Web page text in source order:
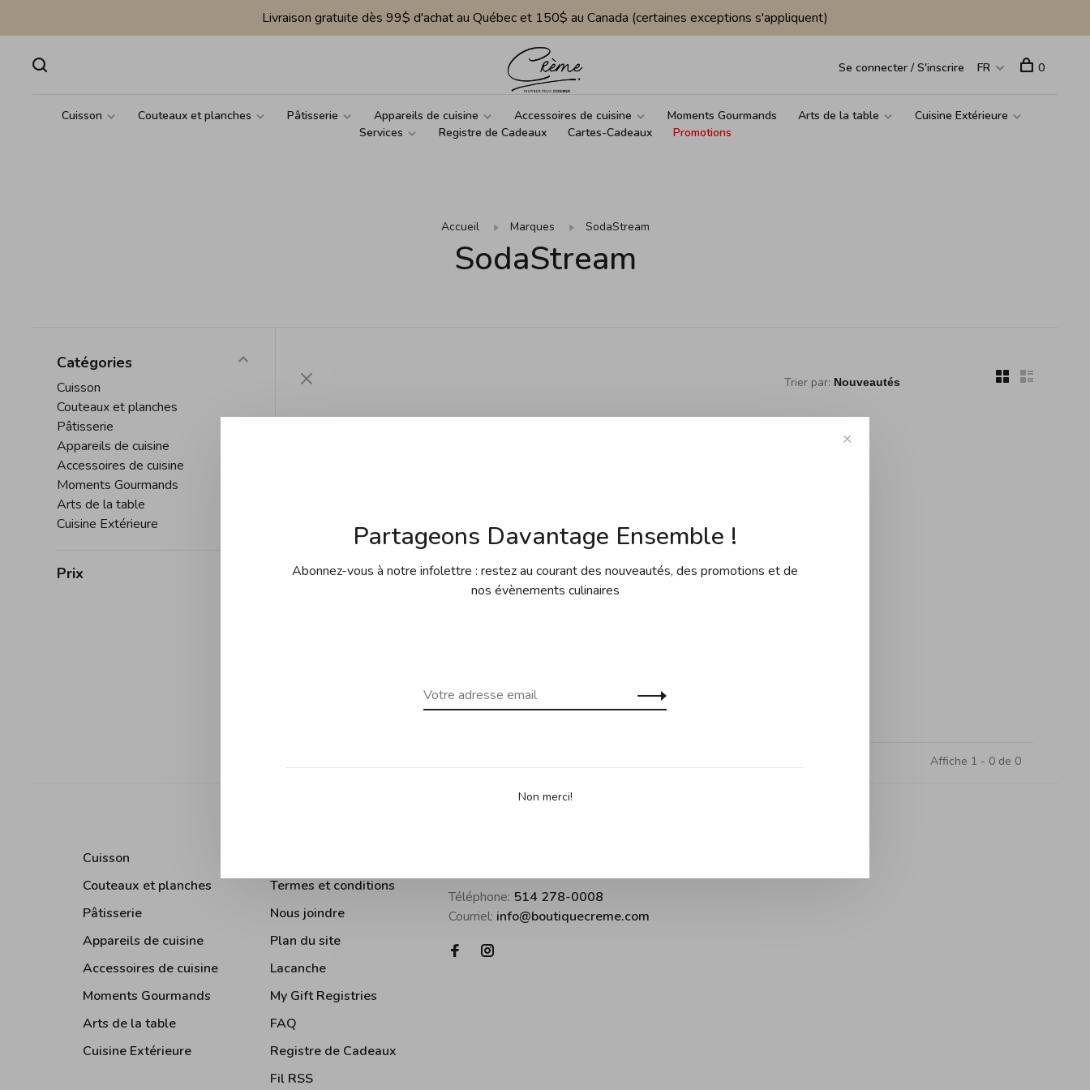
Livraison gratuite dès 99$ d'achat au Québec et 150$ au Canada (certaines exceptions s'appliquent)
Cuisson Couteaux et planches Pâtisserie Appareils de cuisine Accessoires de cuisine Moments Gourmands Arts de la table
Cuisine Extérieure
Services
Registre de Cadeaux Cartes-Cadeaux Promotions
Se connecter / S'inscrire FR 0
Accueil Marques SodaStream
SodaStream
Catégories
Cuisson
Couteaux et planches
Pâtisserie
Appareils de cuisine
Accessoires de cuisine
Moments Gourmands
Arts de la table
Cuisine Extérieure
Prix
Trier par:
Aucun produit n'a été trouvé...
Affiche 1 - 0 de 0
Cuisson
Couteaux et planches
Pâtisserie
Appareils de cuisine
Accessoires de cuisine
Moments Gourmands
Arts de la table
Cuisine Extérieure
Termes et conditions
Nous joindre
Plan du site
Lacanche
My Gift Registries
FAQ
Registre de Cadeaux
Fil RSS
Téléphone: 514 278-0008
Courriel: info@boutiquecreme.com
✕
Partageons Davantage Ensemble !
Abonnez-vous à notre infolettre : restez au courant des nouveautés, des promotions et de
nos évènements culinaires
Non merci!